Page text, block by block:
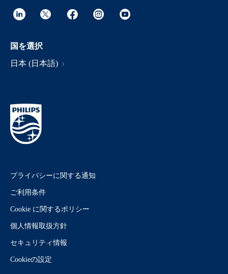
国を選択
日本 (日本語)
プライバシーに関する通知
ご利用条件
Cookie に関するポリシー
個人情報取扱方針
セキュリティ情報
Cookieの設定